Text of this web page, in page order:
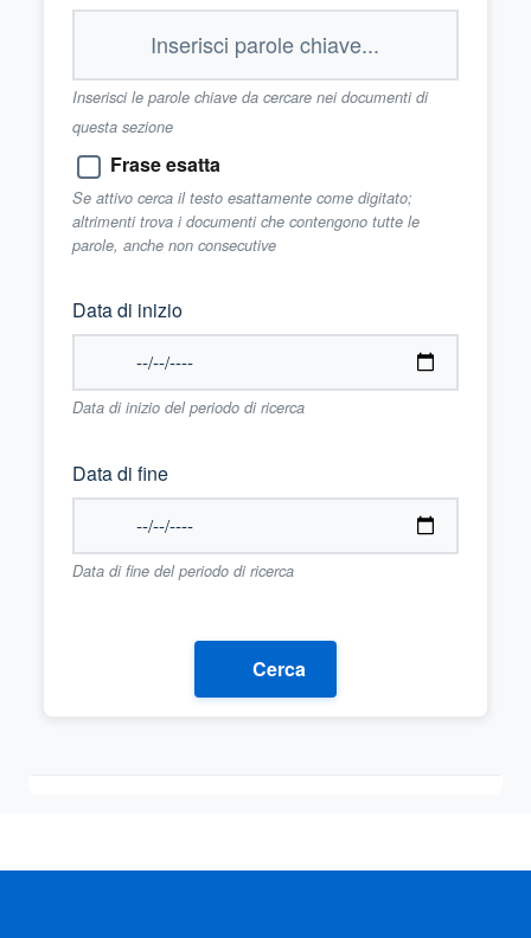
Inserisci le parole chiave da cercare nei documenti di
questa sezione
Frase esatta
Se attivo cerca il testo esattamente come digitato;
altrimenti trova i documenti che contengono tutte le
parole, anche non consecutive
Data di inizio
Data di inizio del periodo di ricerca
Data di fine
Data di fine del periodo di ricerca
Cerca